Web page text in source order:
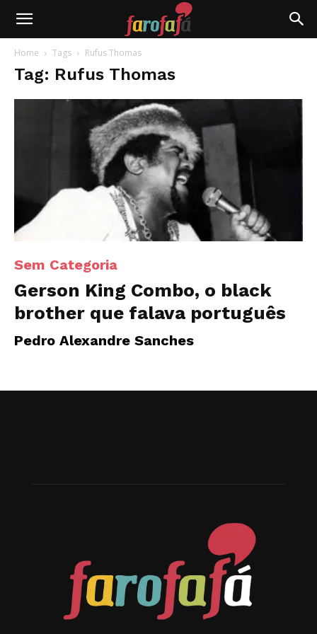
Farofafá
Home Tags Rufus Thomas
Tag: Rufus Thomas
Sem Categoria
Gerson King Combo, o black
brother que falava português
Pedro Alexandre Sanches